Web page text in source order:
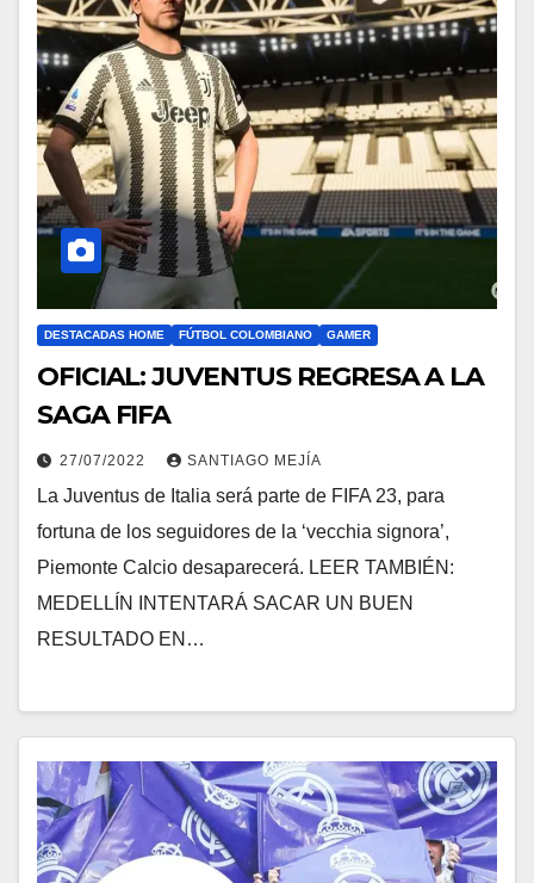
DESTACADAS HOME FÚTBOL COLOMBIANO GAMER
OFICIAL: JUVENTUS REGRESA A LA
SAGA FIFA
27/07/2022 SANTIAGO MEJÍA
La Juventus de Italia será parte de FIFA 23, para
fortuna de los seguidores de la ‘vecchia signora’,
Piemonte Calcio desaparecerá. LEER TAMBIÉN:
MEDELLÍN INTENTARÁ SACAR UN BUEN
RESULTADO EN…